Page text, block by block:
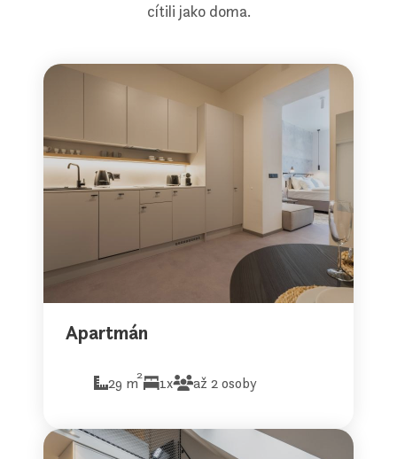
cítili jako doma.
Apartmán
29 m2 1x až 2 osoby